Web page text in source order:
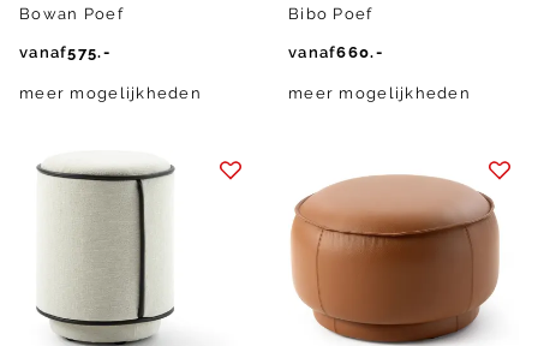
Bowan Poef
vanaf575.-
meer mogelijkheden
Bibo Poef
vanaf660.-
meer mogelijkheden